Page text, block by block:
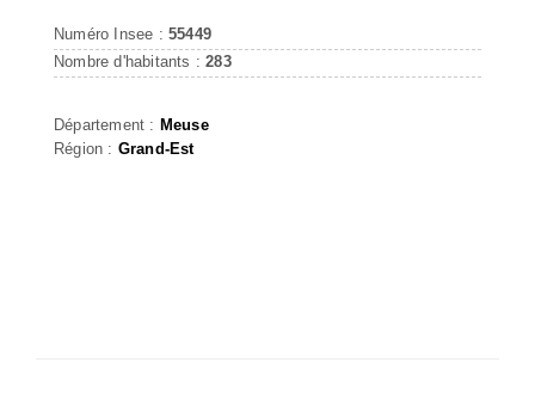
Numéro Insee : 55449
Nombre d'habitants :283
Département : Meuse
Région : Grand-Est